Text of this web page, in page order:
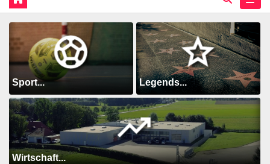
Sport... Legends...
Wirtschaft...